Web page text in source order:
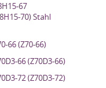
67
70) Stahl
66 (Z70-66)
66 (Z70D3-66)
72 (Z70D3-72)